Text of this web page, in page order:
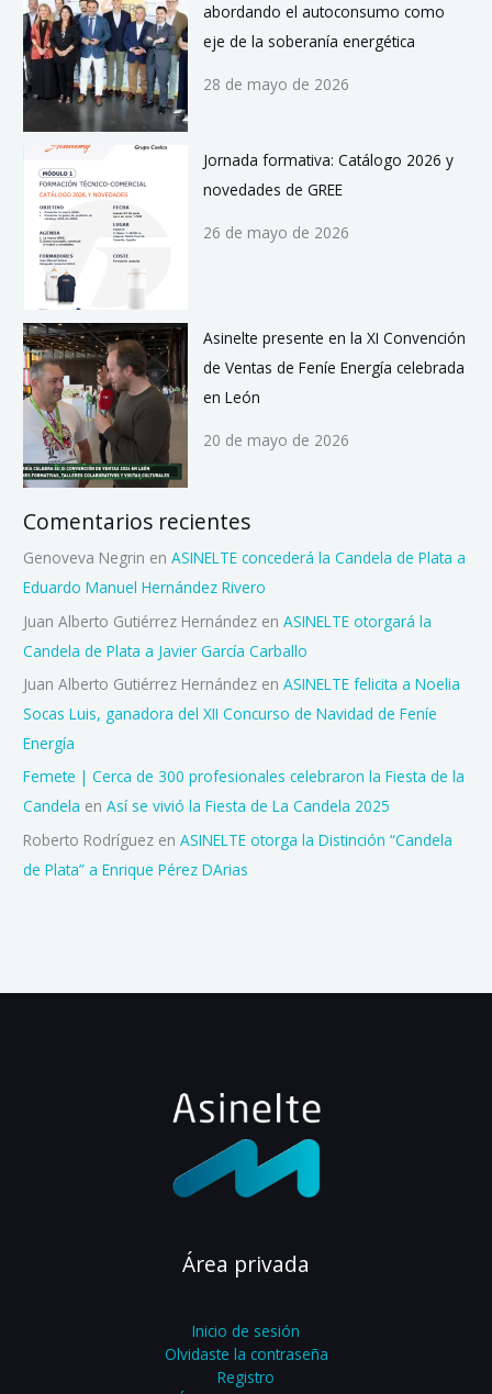
abordando el autoconsumo como
eje de la soberanía energética
28 de mayo de 2026
Jornada formativa: Catálogo 2026 y
novedades de GREE
26 de mayo de 2026
Asinelte presente en la XI Convención
de Ventas de Feníe Energía celebrada
en León
20 de mayo de 2026
Comentarios recientes
Genoveva Negrin enASINELTE concederá la Candela de Plata a
Eduardo Manuel Hernández Rivero
Juan Alberto Gutiérrez Hernández enASINELTE otorgará la
Candela de Plata a Javier García Carballo
Juan Alberto Gutiérrez Hernández enASINELTE felicita a Noelia
Socas Luis, ganadora del XII Concurso de Navidad de Feníe
Energía
Femete | Cerca de 300 profesionales celebraron la Fiesta de la
Candela enAsí se vivió la Fiesta de La Candela 2025
Roberto Rodríguez enASINELTE otorga la Distinción “Candela
de Plata” a Enrique Pérez DArias
Área privada
Inicio de sesión
Olvidaste la contraseña
Registro